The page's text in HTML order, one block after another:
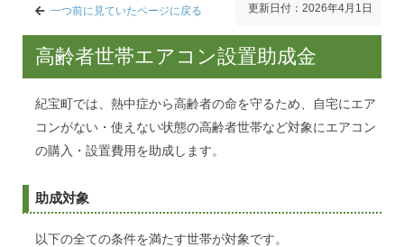
一つ前に見ていたページに戻る 更新日付：2026年4月1日
高齢者世帯エアコン設置助成金
紀宝町では、熱中症から高齢者の命を守るため、自宅にエア
コンがない・使えない状態の高齢者世帯など対象にエアコン
の購入・設置費用を助成します。
助成対象
以下の全ての条件を満たす世帯が対象です。